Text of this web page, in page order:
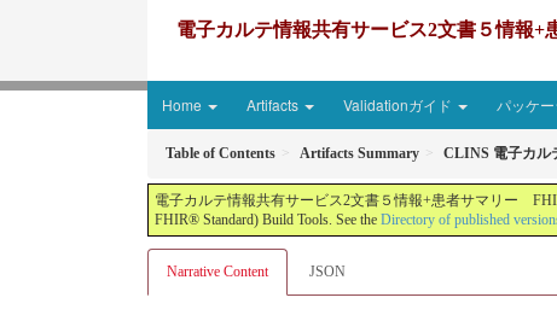
電子カルテ情報共有サービス2文書５情報
Home Artifacts Validationガイド パッケ
Table of Contents Artifacts Summary CLINS 電子カル
電子カルテ情報共有サービス2文書５情報+患者サマリー FHIR
FHIR® Standard) Build Tools. See the Directory of published
Narrative Content JSON